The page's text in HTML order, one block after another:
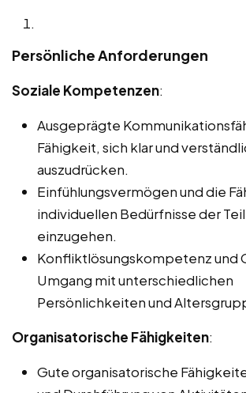
Persönliche Anforderungen
Soziale Kompetenzen:
Ausgeprägte
Fähigkeit, sich klar und
auszudrücken.
Einfühlungsvermögen und die
individuellen Bedürfnisse der
einzugehen.
Konfliktlösungskompetenz und
Umgang mit unterschiedlichen
Persönlichkeiten und
Organisatorische Fähigkeiten:
Gute organisatorische